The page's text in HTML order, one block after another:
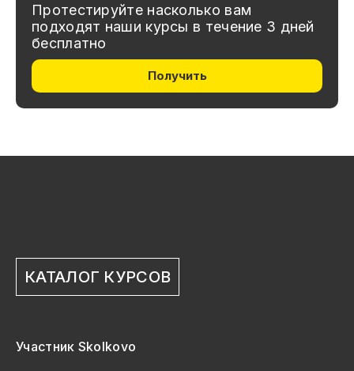
Протестируйте насколько вам
подходят наши курсы в течение 3 дней
бесплатно
Получить
КАТАЛОГ КУРСОВ
Участник Skolkovo